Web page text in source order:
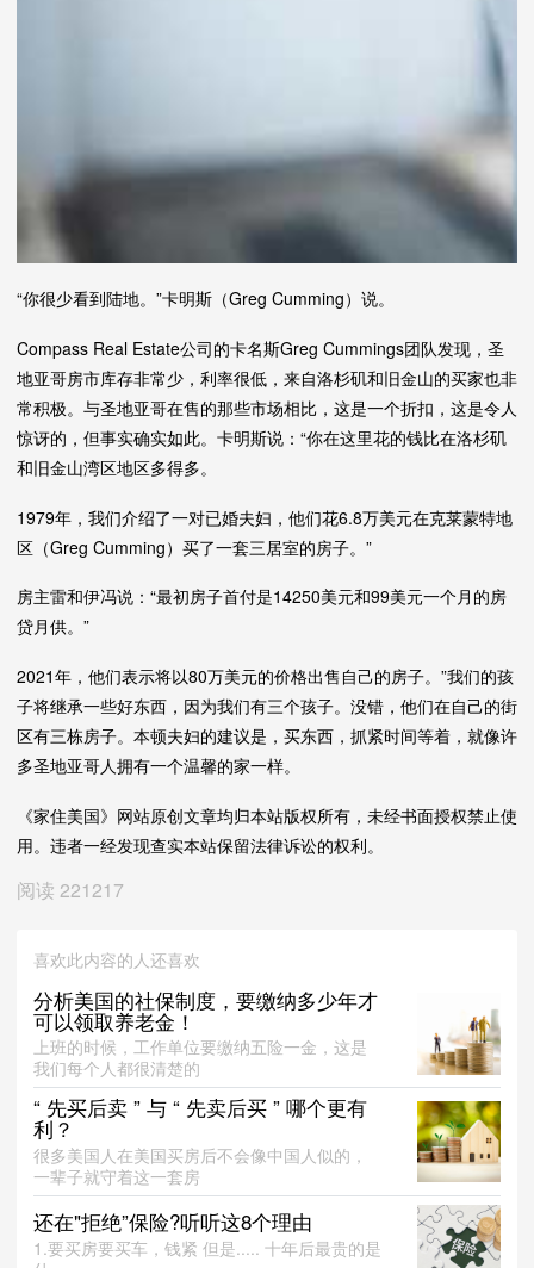
“你很少看到陆地。”卡明斯（Greg Cumming）说。
Compass Real Estate公司的卡名斯Greg Cummings团队发现，圣
地亚哥房市库存非常少，利率很低，来自洛杉矶和旧金山的买家也非
常积极。与圣地亚哥在售的那些市场相比，这是一个折扣，这是令人
惊讶的，但事实确实如此。卡明斯说：“你在这里花的钱比在洛杉矶
和旧金山湾区地区多得多。
1979年，我们介绍了一对已婚夫妇，他们花6.8万美元在克莱蒙特地
区（Greg Cumming）买了一套三居室的房子。”
房主雷和伊冯说：“最初房子首付是14250美元和99美元一个月的房
贷月供。”
2021年，他们表示将以80万美元的价格出售自己的房子。”我们的孩
子将继承一些好东西，因为我们有三个孩子。没错，他们在自己的街
区有三栋房子。本顿夫妇的建议是，买东西，抓紧时间等着，就像许
多圣地亚哥人拥有一个温馨的家一样。
《家住美国》网站原创文章均归本站版权所有，未经书面授权禁止使
用。违者一经发现查实本站保留法律诉讼的权利。
阅读 221217
喜欢此内容的人还喜欢
分析美国的社保制度，要缴纳多少年才
可以领取养老金！
上班的时候，工作单位要缴纳五险一金，这是
我们每个人都很清楚的
“ 先买后卖 ” 与 “ 先卖后买 ” 哪个更有
利？
很多美国人在美国买房后不会像中国人似的，
一辈子就守着这一套房
还在"拒绝”保险?听听这8个理由
1.要买房要买车，钱紧 但是..... 十年后最贵的是